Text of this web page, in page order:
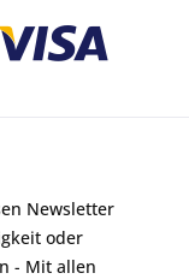
Newsletter
oder
- Mit allen